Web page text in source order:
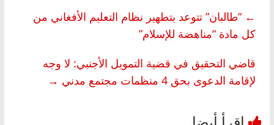
← “طالبان” تتوعد بتطهير نظام التعليم الأفغاني من
كل مادة “مناهضة للإسلام”
قاضي التحقيق في قضية التمويل الأجنبي: لا وجه
لإقامة الدعوى بحق 4 منظمات مجتمع مدني
→